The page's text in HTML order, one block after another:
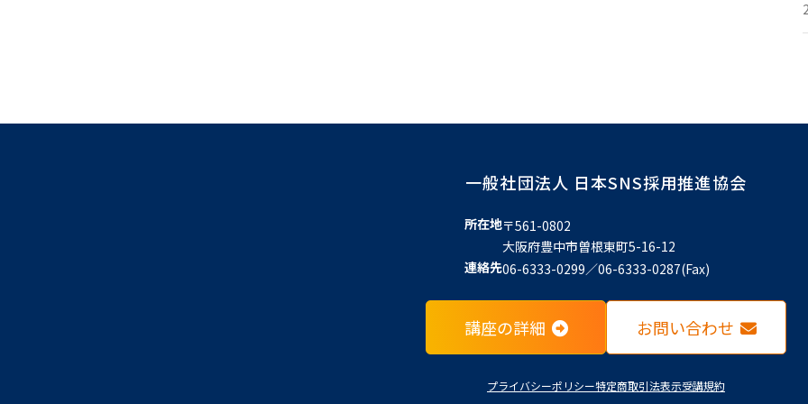
一般社団法人 日本SNS採用推進協会
所在地〒561-0802
大阪府豊中市曽根東町5-16-12
連絡先06-6333-0299／06-6333-0287(Fax)
講座の詳細 お問い合わせ
プライバシーポリシー特定商取引法表示受講規約